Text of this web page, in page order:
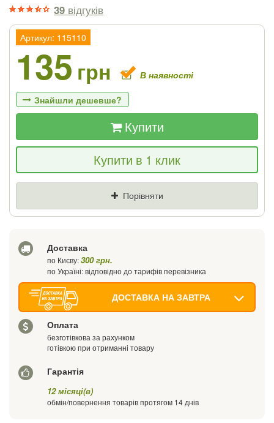
39 відгуків
Артикул: 115110
135 грн В наявності
Знайшли дешевше?
Якщо Ви знайдете товар дешевше - ми
знизимо ціну і подаруємо % від різниці
Купити
Купити в 1 клик
Порівняти
Доставка
по Києву:300 грн.
по Україні: відповідно до тарифів перевізника
ДОСТАВКА НА ЗАВТРА
Оплата
безготівкова за рахунком
готівкою при отриманні товару
Гарантія
12 місяці(в)
обмін/повернення товарів протягом 14 днів